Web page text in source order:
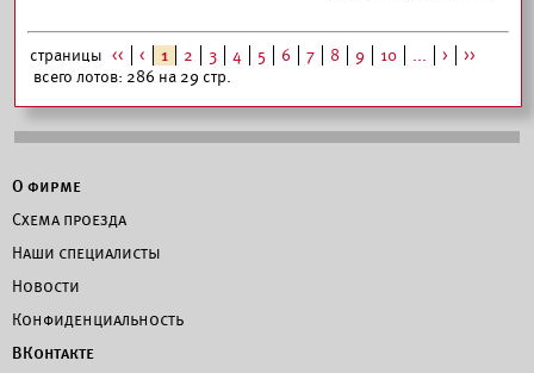
страницы << < 1 2 3 4 5 6 7 8 9 10 ... >
>>
всего лотов: 286 на 29 стр.
О фирме
Схема проезда
Наши специалисты
Новости
Конфиденциальность
ВКонтакте